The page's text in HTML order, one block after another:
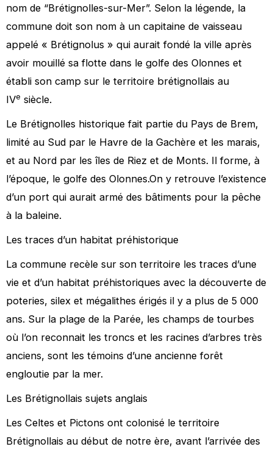
nom de “Brétignolles-sur-Mer”. Selon la légende, la
commune doit son nom à un capitaine de vaisseau
appelé « Brétignolus » qui aurait fondé la ville après
avoir mouillé sa flotte dans le golfe des Olonnes et
établi son camp sur le territoire brétignollais au
IVe siècle.
Le Brétignolles historique fait partie du Pays de Brem,
limité au Sud par le Havre de la Gachère et les marais,
et au Nord par les îles de Riez et de Monts. Il forme, à
l’époque, le golfe des Olonnes.On y retrouve l’existence
d’un port qui aurait armé des bâtiments pour la pêche
à la baleine.
Les traces d’un habitat préhistorique
La commune recèle sur son territoire les traces d’une
vie et d’un habitat préhistoriques avec la découverte de
poteries, silex et mégalithes érigés il y a plus de 5 000
ans. Sur la plage de la Parée, les champs de tourbes
où l’on reconnait les troncs et les racines d’arbres très
anciens, sont les témoins d’une ancienne forêt
engloutie par la mer.
Les Brétignollais sujets anglais
Les Celtes et Pictons ont colonisé le territoire
Brétignollais au début de notre ère, avant l’arrivée des